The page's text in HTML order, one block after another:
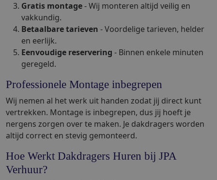
Gratis montage- Wij monteren altijd veilig en
vakkundig.
Betaalbare tarieven - Voordelige tarieven, helder
en eerlijk.
Eenvoudige reservering - Binnen enkele minuten
geregeld.
Professionele Montage inbegrepen
Wij nemen al het werk uit handen zodat jij direct kunt
vertrekken. Montage is inbegrepen, dus jij hoeft je
nergens zorgen over te maken. Je dakdragers worden
altijd correct en stevig gemonteerd.
Hoe Werkt Dakdragers Huren bij JPA
Verhuur?